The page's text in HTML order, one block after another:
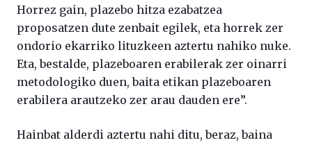
Horrez gain, plazebo hitza ezabatzea
proposatzen dute zenbait egilek, eta horrek zer
ondorio ekarriko lituzkeen aztertu nahiko nuke.
Eta, bestalde, plazeboaren erabilerak zer oinarri
metodologiko duen, baita etikan plazeboaren
erabilera arautzeko zer arau dauden ere”.
Hainbat alderdi aztertu nahi ditu, beraz, baina